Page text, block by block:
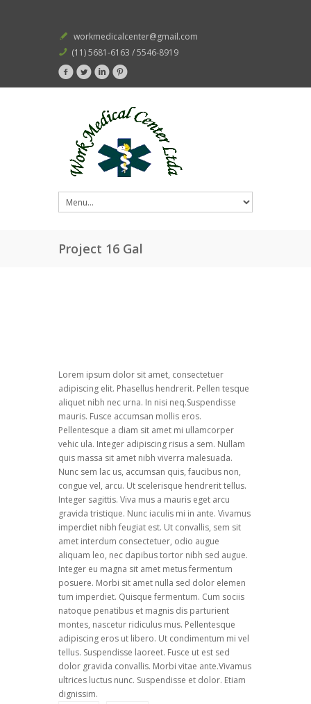
workmedicalcenter@gmail.com
(11) 5681-6163 / 5546-8919
Project 16 Gal
Lorem ipsum dolor sit amet, consectetuer
adipiscing elit. Phasellus hendrerit. Pellen tesque
aliquet nibh nec urna. In nisi neq.Suspendisse
mauris. Fusce accumsan mollis eros.
Pellentesque a diam sit amet mi ullamcorper
vehic ula. Integer adipiscing risus a sem. Nullam
quis massa sit amet nibh viverra malesuada.
Nunc sem lac us, accumsan quis, faucibus non,
congue vel, arcu. Ut scelerisque hendrerit tellus.
Integer sagittis. Viva mus a mauris eget arcu
gravida tristique. Nunc iaculis mi in ante. Vivamus
imperdiet nibh feugiat est. Ut convallis, sem sit
amet interdum consectetuer, odio augue
aliquam leo, nec dapibus tortor nibh sed augue.
Integer eu magna sit amet metus fermentum
posuere. Morbi sit amet nulla sed dolor elemen
tum imperdiet. Quisque fermentum. Cum sociis
natoque penatibus et magnis dis parturient
montes, nascetur ridiculus mus. Pellentesque
adipiscing eros ut libero. Ut condimentum mi vel
tellus. Suspendisse laoreet. Fusce ut est sed
dolor gravida convallis. Morbi vitae ante.Vivamus
ultrices luctus nunc. Suspendisse et dolor. Etiam
dignissim.